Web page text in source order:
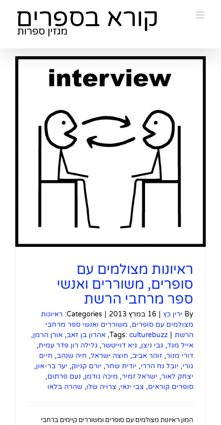
ראיונות מצולמים עם
סופרים, משוררים ואנשי
ספר מרחבי הרשת
By ירין כץ | 16 במרץ 2013 |
Categories: ראיונות
מצולמים עם סופרים, משוררים ואנשי ספר מרחבי
הרשת |
Tags: culturebuzz
, אהרון בן זאב, אורן הרמן,
אייל מגד, גבי ניצן, גיא דוייטשר, גלילה רון פדר עמית,
דורי מנור, זוהר אביב, חוצה ישראל, חיה שנהב, חיים
גורי, יובל נח הררי, יודית שחר, יורם קניוק, יער בר-און,
יצחק לאור, ישראל זמיר, מיכה גודמן, נעם פרתום,
סופרים קוראים, צבי ינאי, צרויה שלו, שהרה בלאו
המון ראיונות מצולמים עם סופרים ומשוררים קיימים ברחבי